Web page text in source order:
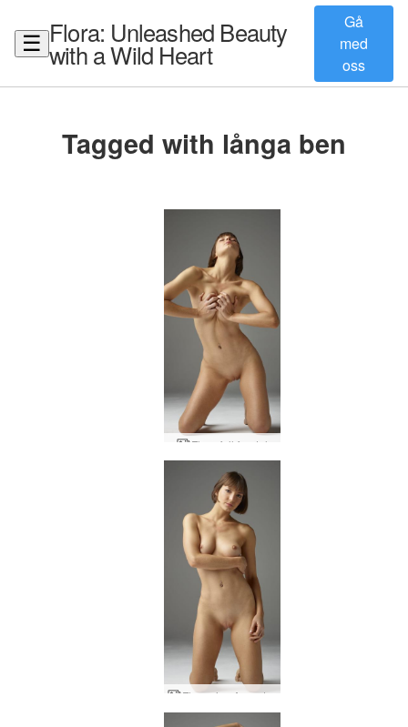
☰ Flora: Unleashed Beauty
with a Wild Heart
Gå
med
oss
Tagged with långa ben
Flora full frontal
Flora viva Argentina